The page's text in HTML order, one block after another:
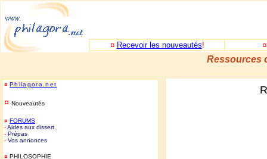
¤ Recevoir les nouveautés!
Ressources
¤ Philagora.net
¤ Nouveautés
¤ FORUMS
-Aides aux dissert.
- Prépas
- Vos annonces
¤ PHILOSOPHIE